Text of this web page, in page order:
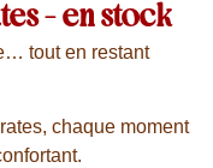
– en stock
tout en restant
chaque moment